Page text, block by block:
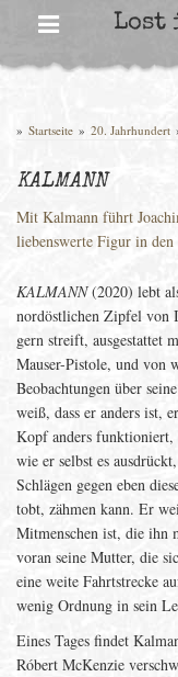
Lost
» Startseite » 20. Jahrhundert
KALMANN
Mit Kalmann führt
liebenswerte Figur in
KALMANN(2020) lebt
nordöstlichen Zipfel von
gern streift, ausgestattet
Mauser-Pistole, und von
Beobachtungen über
weiß, dass er anders ist,
Kopf anders funktioniert,
wie er selbst es
Schlägen gegen eben
tobt, zähmen kann. Er
Mitmenschen ist, die ihn
voran seine Mutter, die
eine weite Fahrtstrecke
wenig Ordnung in sein
Eines Tages findet
Róbert McKenzie